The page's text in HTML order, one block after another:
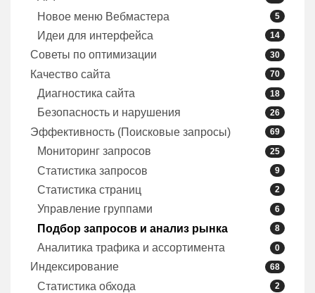
Новое меню Вебмастера 5
Идеи для интерфейса 14
Советы по оптимизации 30
Качество сайта 70
Диагностика сайта 18
Безопасность и нарушения 26
Эффективность (Поисковые запросы) 69
Мониторинг запросов 25
Статистика запросов 9
Статистика страниц 2
Управление группами 6
Подбор запросов и анализ рынка 8
Аналитика трафика и ассортимента 0
Индексирование 68
Статистика обхода 2